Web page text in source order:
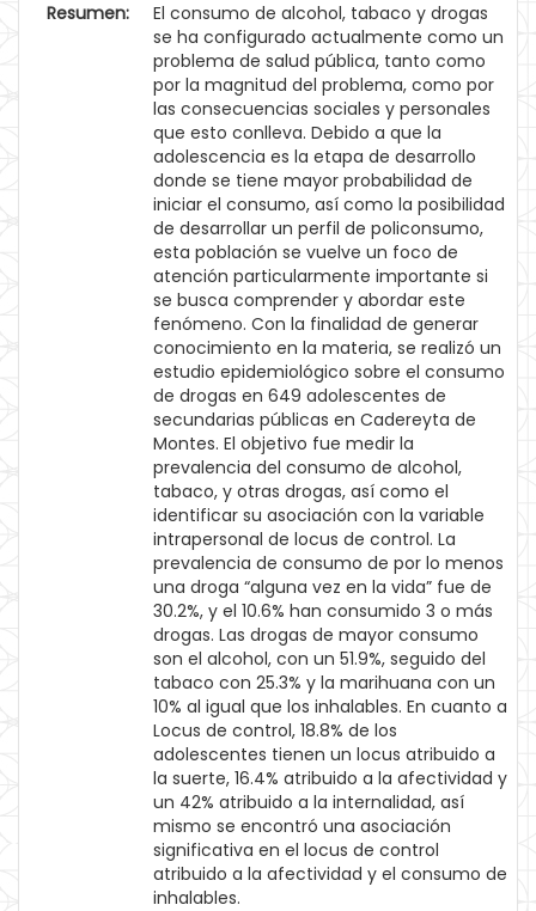
Resumen:
El consumo de alcohol, tabaco y drogas
se ha configurado actualmente como un
problema de salud pública, tanto como
por la magnitud del problema, como por
las consecuencias sociales y personales
que esto conlleva. Debido a que la
adolescencia es la etapa de desarrollo
donde se tiene mayor probabilidad de
iniciar el consumo, así como la posibilidad
de desarrollar un perfil de policonsumo,
esta población se vuelve un foco de
atención particularmente importante si
se busca comprender y abordar este
fenómeno. Con la finalidad de generar
conocimiento en la materia, se realizó un
estudio epidemiológico sobre el consumo
de drogas en 649 adolescentes de
secundarias públicas en Cadereyta de
Montes. El objetivo fue medir la
prevalencia del consumo de alcohol,
tabaco, y otras drogas, así como el
identificar su asociación con la variable
intrapersonal de locus de control. La
prevalencia de consumo de por lo menos
una droga “alguna vez en la vida” fue de
30.2%, y el 10.6% han consumido 3 o más
drogas. Las drogas de mayor consumo
son el alcohol, con un 51.9%, seguido del
tabaco con 25.3% y la marihuana con un
10% al igual que los inhalables. En cuanto a
Locus de control, 18.8% de los
adolescentes tienen un locus atribuido a
la suerte, 16.4% atribuido a la afectividad y
un 42% atribuido a la internalidad, así
mismo se encontró una asociación
significativa en el locus de control
atribuido a la afectividad y el consumo de
inhalables.